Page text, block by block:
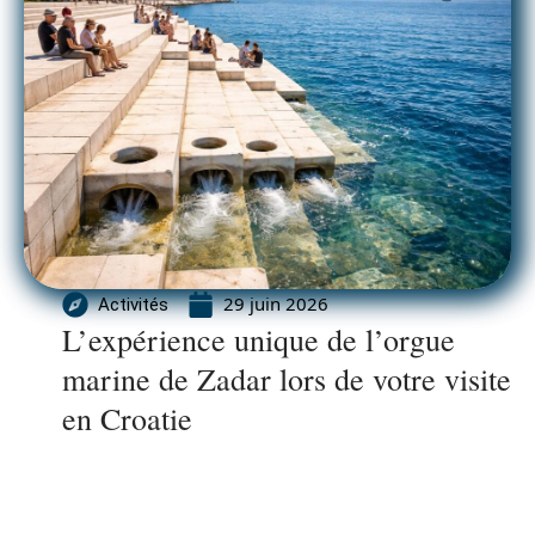
Activités 29 juin 2026
L’expérience unique de l’orgue
marine de Zadar lors de votre visite
en Croatie